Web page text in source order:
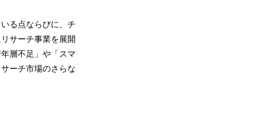
る点ならびに、チ
サーチ事業を展開
層不足」や「スマ
ーチ市場のさらな